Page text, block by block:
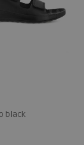
black